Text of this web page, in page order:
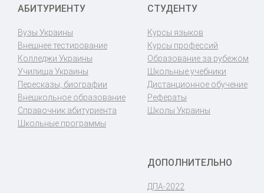
АБИТУРИЕНТУ
Вузы Украины
Внешнее тестирование
Колледжи Украины
Училища Украины
Пересказы, биографии
Внешкольное образование
Справочник абитуриента
Школьные программы
СТУДЕНТУ
Курсы языков
Курсы профессий
Образование за рубежом
Школьные учебники
Дистанционное обучение
Рефераты
Школы Украины
ДОПОЛНИТЕЛЬНО
ДПА-2022